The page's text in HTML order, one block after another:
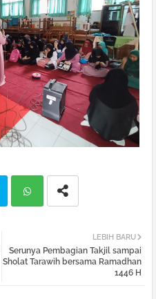
atsa
LEBIH BARU
Serunya Pembagian Takjil sampai
Sholat Tarawih bersama Ramadhan
1446 H